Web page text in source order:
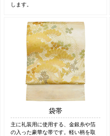
します。
袋帯
主に礼装用に使用する、金銀糸や箔
の入った豪華な帯です。軽い柄を取